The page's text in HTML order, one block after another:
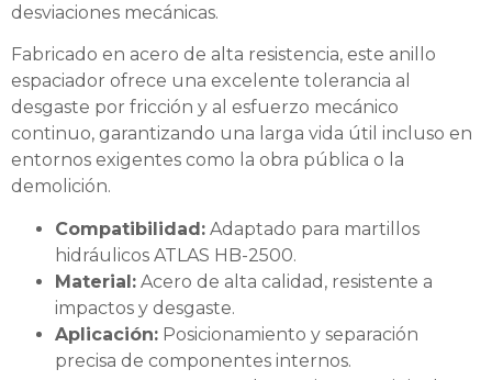
desviaciones mecánicas.
Fabricado en acero de alta resistencia, este anillo
espaciador ofrece una excelente tolerancia al
desgaste por fricción y al esfuerzo mecánico
continuo, garantizando una larga vida útil incluso en
entornos exigentes como la obra pública o la
demolición.
Compatibilidad: Adaptado para martillos
hidráulicos ATLAS HB-2500.
Material: Acero de alta calidad, resistente a
impactos y desgaste.
Aplicación: Posicionamiento y separación
precisa de componentes internos.